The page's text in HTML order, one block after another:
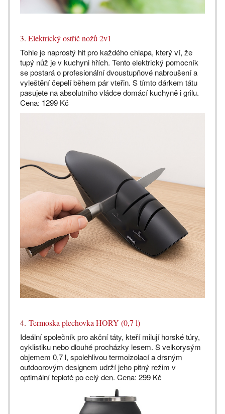
3. Elektrický ostřič nožů 2v1
Tohle je naprostý hit pro každého chlapa, který ví, že
tupý nůž je v kuchyni hřích. Tento elektrický pomocník
se postará o profesionální dvoustupňové nabroušení a
vyleštění čepelí během pár vteřin. S tímto dárkem tátu
pasujete na absolutního vládce domácí kuchyně i grilu.
Cena: 1299 Kč
4. Termoska plechovka HORY (0,7 l)
Ideální společník pro akční táty, kteří milují horské túry,
cyklistiku nebo dlouhé procházky lesem. S velkorysým
objemem 0,7 l, spolehlivou termoizolací a drsným
outdoorovým designem udrží jeho pitný režim v
optimální teplotě po celý den. Cena: 299 Kč